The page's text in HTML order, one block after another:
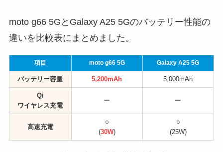
moto g66 5GとGalaxy A25 5Gのバッテリー性能の
違いを比較表にまとめました。
項目 moto g66 5G Galaxy A25 5G
バッテリー容量 5,200mAh 5,000mAh
Qi
ワイヤレス充電
ー ー
高速充電
○
(30W)
○
(25W)